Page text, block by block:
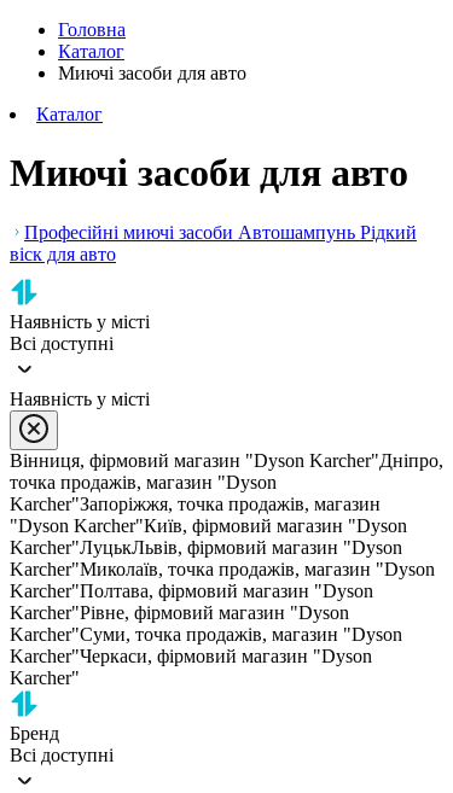
Головна
Каталог
Миючі засоби для авто
Каталог
Миючі засоби для авто
Професійні миючі засоби Автошампунь Рідкий
віск для авто
Наявність у місті
Всі доступні
Наявність у місті
Вінниця, фірмовий магазин "Dyson Karcher"Дніпро,
точка продажів, магазин "Dyson
Karcher"Запоріжжя, точка продажів, магазин
"Dyson Karcher"Київ, фірмовий магазин "Dyson
Karcher"ЛуцькЛьвів, фірмовий магазин "Dyson
Karcher"Миколаїв, точка продажів, магазин "Dyson
Karcher"Полтава, фірмовий магазин "Dyson
Karcher"Рівне, фірмовий магазин "Dyson
Karcher"Суми, точка продажів, магазин "Dyson
Karcher"Черкаси, фірмовий магазин "Dyson
Karcher"
Бренд
Всі доступні